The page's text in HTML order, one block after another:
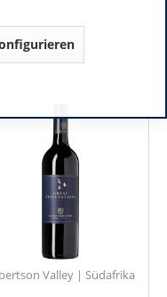
Valley | Südafrika